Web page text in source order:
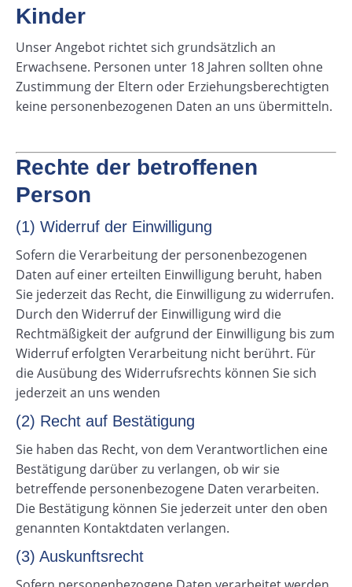
Kinder
Unser Angebot richtet sich grundsätzlich an
Erwachsene. Personen unter 18 Jahren sollten ohne
Zustimmung der Eltern oder Erziehungsberechtigten
keine personenbezogenen Daten an uns übermitteln.
Rechte der betroffenen
Person
(1) Widerruf der Einwilligung
Sofern die Verarbeitung der personenbezogenen
Daten auf einer erteilten Einwilligung beruht, haben
Sie jederzeit das Recht, die Einwilligung zu widerrufen.
Durch den Widerruf der Einwilligung wird die
Rechtmäßigkeit der aufgrund der Einwilligung bis zum
Widerruf erfolgten Verarbeitung nicht berührt. Für
die Ausübung des Widerrufsrechts können Sie sich
jederzeit an uns wenden
(2) Recht auf Bestätigung
Sie haben das Recht, von dem Verantwortlichen eine
Bestätigung darüber zu verlangen, ob wir sie
betreffende personenbezogene Daten verarbeiten.
Die Bestätigung können Sie jederzeit unter den oben
genannten Kontaktdaten verlangen.
(3) Auskunftsrecht